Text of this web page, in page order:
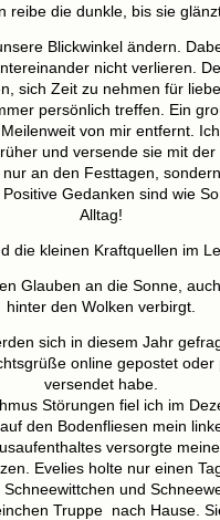
reibe die dunkle, bis sie
Blickwinkel ändern.
nicht verlieren.
sich Zeit zu nehmen für
persönlich treffen. Ein
von mir entfernt.
und versende sie mit
an den Festtagen,
Gedanken sind wie
Alltag!
die kleinen Kraftquellen im
Glauben an die Sonne,
hinter den Wolken verbirgt.
sich in diesem Jahr
online gepostet oder
versendet habe.
Störungen fiel ich im
den Bodenfliesen mein
versorgte
Evelies holte nur einen
und
Truppe nach Hause.